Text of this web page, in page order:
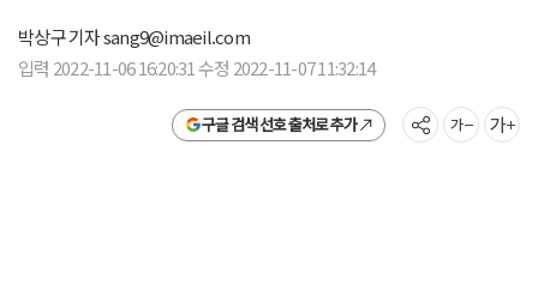
박상구 기자sang9@imaeil.com
입력 2022-11-06 16:20:31 수정 2022-11-07 11:32:14
구글 검색 선호 출처로 추가